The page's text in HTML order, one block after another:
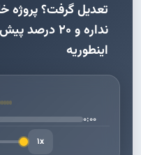
تعديل گرفت؟ پروژه
نداره و ۲۰
اینطوریه
0:00
1x